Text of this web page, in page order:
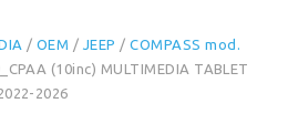
/ OEM / JEEP /COMPASS mod.
(10inc) MULTIMEDIA TABLET
2026